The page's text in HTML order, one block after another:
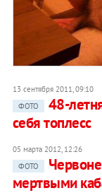
13 сентября 2011, 09:10
ФОТО
48-
себя топлесс
05 марта 2012, 12:26
ФОТО
мертвыми